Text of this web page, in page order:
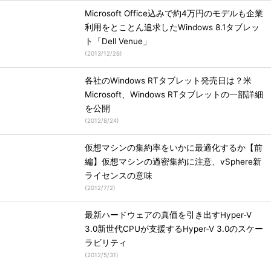
Microsoft Office込みで約4万円のモデルも企業
利用をとことん追求したWindows 8.1タブレッ
ト「Dell Venue」
(2013/12/26)
各社のWindows RTタブレット発売日は？米
Microsoft、Windows RTタブレットの一部詳細
を公開
(2012/8/24)
仮想マシンの集約率をいかに最適化するか【前
編】仮想マシンの過密集約に注意、vSphere新
ライセンスの意味
(2012/7/2)
最新ハードウェアの真価を引き出すHyper-V
3.0新世代CPUが支援するHyper-V 3.0のスケー
ラビリティ
(2012/5/31)